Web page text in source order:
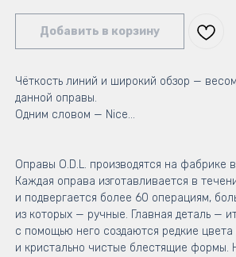
Добавить в корзину
Чёткость линий и широкий обзор —
данной оправы.
Одним словом — Nice...
Оправы O.D.L. производятся на фабрике
Каждая оправа изготавливается в
и подвергается более 60 операциям,
из которых — ручные. Главная деталь —
с помощью него создаются редкие цвета
и кристально чистые блестящие формы.